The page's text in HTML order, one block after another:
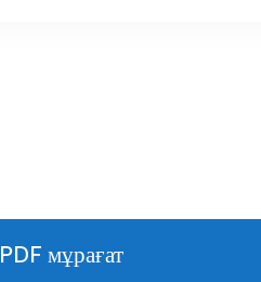
PDF мұрағат